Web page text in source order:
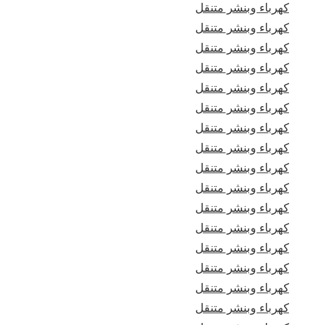
كهرباء وبنشر متنقل
كهرباء وبنشر متنقل
كهرباء وبنشر متنقل
كهرباء وبنشر متنقل
كهرباء وبنشر متنقل
كهرباء وبنشر متنقل
كهرباء وبنشر متنقل
كهرباء وبنشر متنقل
كهرباء وبنشر متنقل
كهرباء وبنشر متنقل
كهرباء وبنشر متنقل
كهرباء وبنشر متنقل
كهرباء وبنشر متنقل
كهرباء وبنشر متنقل
كهرباء وبنشر متنقل
كهرباء وبنشر متنقل